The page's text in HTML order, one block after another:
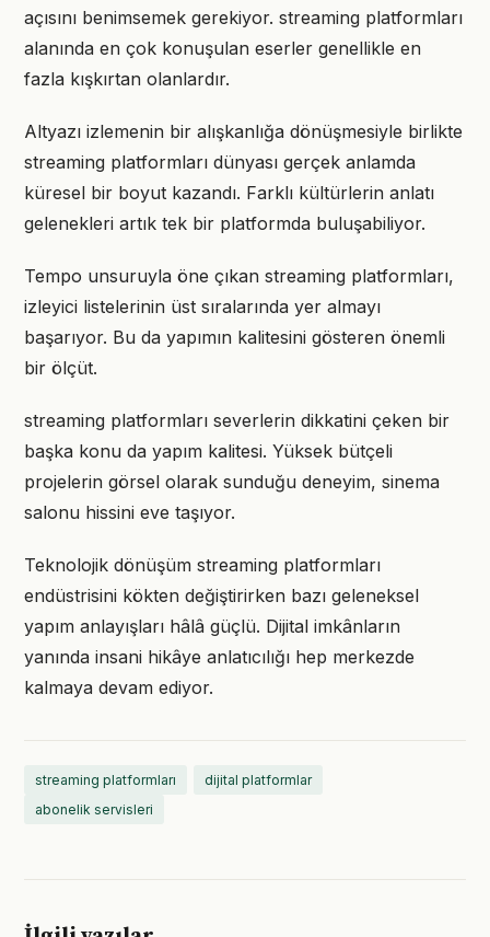
açısını benimsemek gerekiyor. streaming platformları
alanında en çok konuşulan eserler genellikle en
fazla kışkırtan olanlardır.
Altyazı izlemenin bir alışkanlığa dönüşmesiyle birlikte
streaming platformları dünyası gerçek anlamda
küresel bir boyut kazandı. Farklı kültürlerin anlatı
gelenekleri artık tek bir platformda buluşabiliyor.
Tempo unsuruyla öne çıkan streaming platformları,
izleyici listelerinin üst sıralarında yer almayı
başarıyor. Bu da yapımın kalitesini gösteren önemli
bir ölçüt.
streaming platformları severlerin dikkatini çeken bir
başka konu da yapım kalitesi. Yüksek bütçeli
projelerin görsel olarak sunduğu deneyim, sinema
salonu hissini eve taşıyor.
Teknolojik dönüşüm streaming platformları
endüstrisini kökten değiştirirken bazı geleneksel
yapım anlayışları hâlâ güçlü. Dijital imkânların
yanında insani hikâye anlatıcılığı hep merkezde
kalmaya devam ediyor.
streaming platformları
dijital platformlar
abonelik servisleri